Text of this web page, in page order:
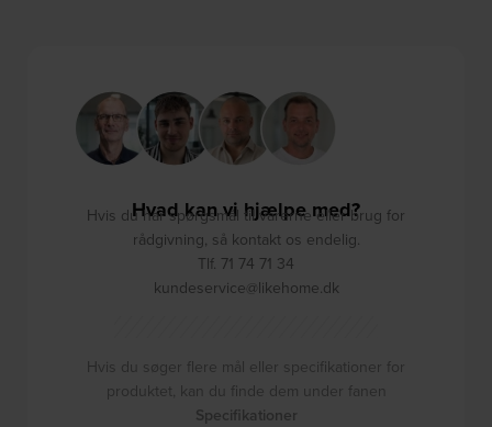
Hvad kan vi hjælpe med?
Hvis du har spørgsmål til varerne eller brug for
rådgivning, så kontakt os endelig.
Tlf. 71 74 71 34
kundeservice@likehome.dk
Hvis du søger flere mål eller specifikationer for
produktet, kan du finde dem under fanen
Specifikationer